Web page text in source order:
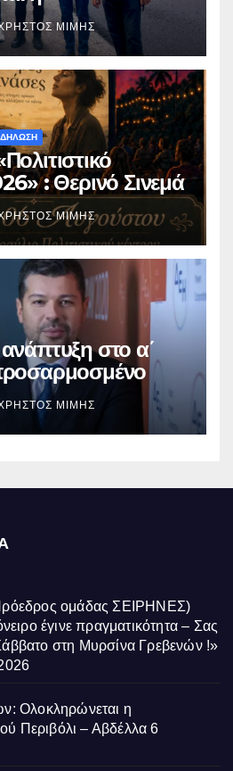
της οδού
ΜΊΜΗΣ
: Θερινό Σινεμά
ταινία
ΜΊΜΗΣ
στο α΄
δισ.
ΜΊΜΗΣ
ομάδας ΣΕΙΡΗΝΕΣ)
έγινε πραγματικότητα – Σας
στη Μυρσίνα Γρεβενών !»
Ολοκληρώνεται η
Περιβόλι – Αβδέλλα 6